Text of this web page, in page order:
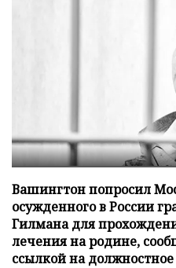
Вашингтон попросил
осужденного в России
Гилмана для
лечения на родине,
ссылкой на